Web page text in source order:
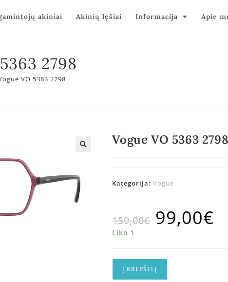
akiniai Akinių lęšiai Informacija Apie
2798
VO 5363 2798
Vogue VO 5363 2798
Kategorija:Vogue
159,00€ 99,00€
Liko 1
Į KREPŠELĮ